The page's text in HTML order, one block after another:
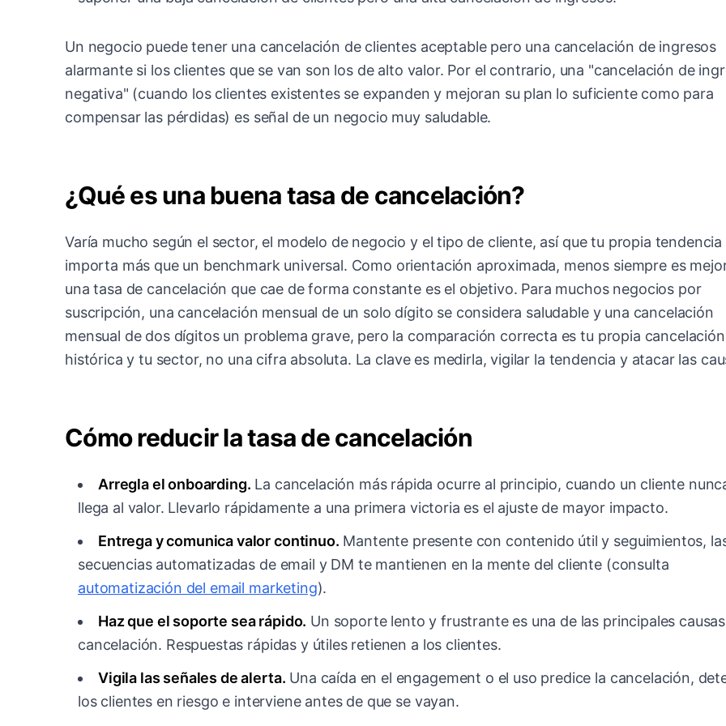
Un negocio puede tener una cancelación de clientes aceptable pero una cancelación de ingresos
alarmante si los clientes que se van son los de alto valor. Por el contrario, una "cancelación de
negativa" (cuando los clientes existentes se expanden y mejoran su plan lo suficiente como para
compensar las pérdidas) es señal de un negocio muy saludable.
¿Qué es una buena tasa de cancelación?
Varía mucho según el sector, el modelo de negocio y el tipo de cliente, así que tu propia tendencia
importa más que un benchmark universal. Como orientación aproximada, menos siempre es
una tasa de cancelación que cae de forma constante es el objetivo. Para muchos negocios por
suscripción, una cancelación mensual de un solo dígito se considera saludable y una cancelación
mensual de dos dígitos un problema grave, pero la comparación correcta es tu propia cancelación
histórica y tu sector, no una cifra absoluta. La clave es medirla, vigilar la tendencia y atacar las
Cómo reducir la tasa de cancelación
Arregla el onboarding. La cancelación más rápida ocurre al principio, cuando un cliente
llega al valor. Llevarlo rápidamente a una primera victoria es el ajuste de mayor impacto.
Entrega y comunica valor continuo. Mantente presente con contenido útil y seguimientos,
secuencias automatizadas de email y DM te mantienen en la mente del cliente (consulta
automatización del email marketing).
Haz que el soporte sea rápido. Un soporte lento y frustrante es una de las principales
cancelación. Respuestas rápidas y útiles retienen a los clientes.
Vigila las señales de alerta. Una caída en el engagement o el uso predice la cancelación,
los clientes en riesgo e interviene antes de que se vayan.